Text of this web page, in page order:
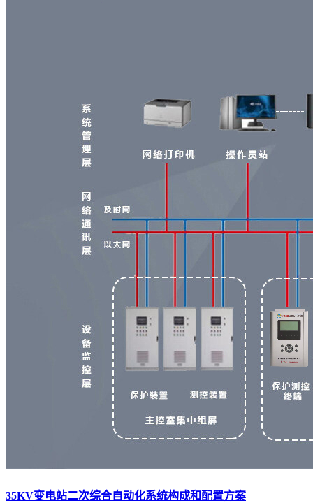
35KV变电站二次综合自动化系统构成和配置方案